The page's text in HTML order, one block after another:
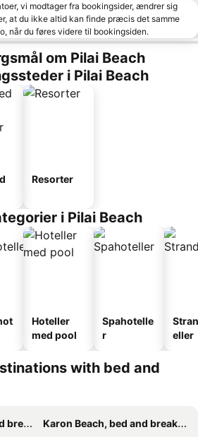
vi modtager fra bookingsider, ændrer sig
at du ikke altid kan finde præcis det samme
når du føres videre til bookingsiden.
om Pilai Beach
i Pilai Beach
Resorter
i Pilai Beach
Hoteller
med pool
Spahotelle
r
eller
with bed and
Karon Beach, bed and breakfasts